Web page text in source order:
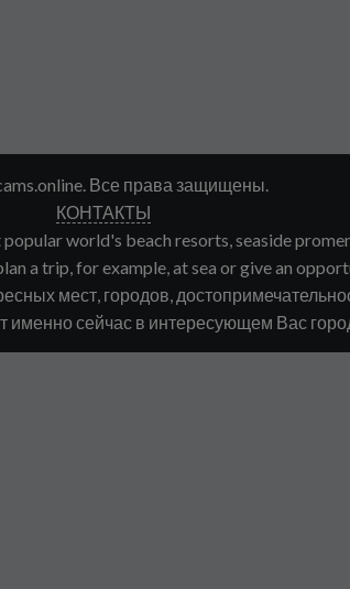
Все права защищены.
КОНТАКТЫ
world's beach resorts, seaside
a trip, for example, at sea or give an
мест, городов,
именно сейчас в интересующем Вас